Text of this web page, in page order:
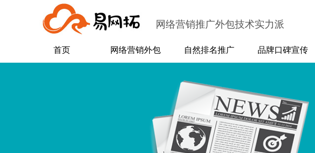
网络营销推广外包技术实力派
首页 网络营销外包 自然排名推广 品牌口碑宣传